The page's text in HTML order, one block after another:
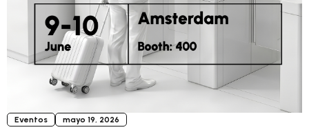
Eventos mayo 19, 2026